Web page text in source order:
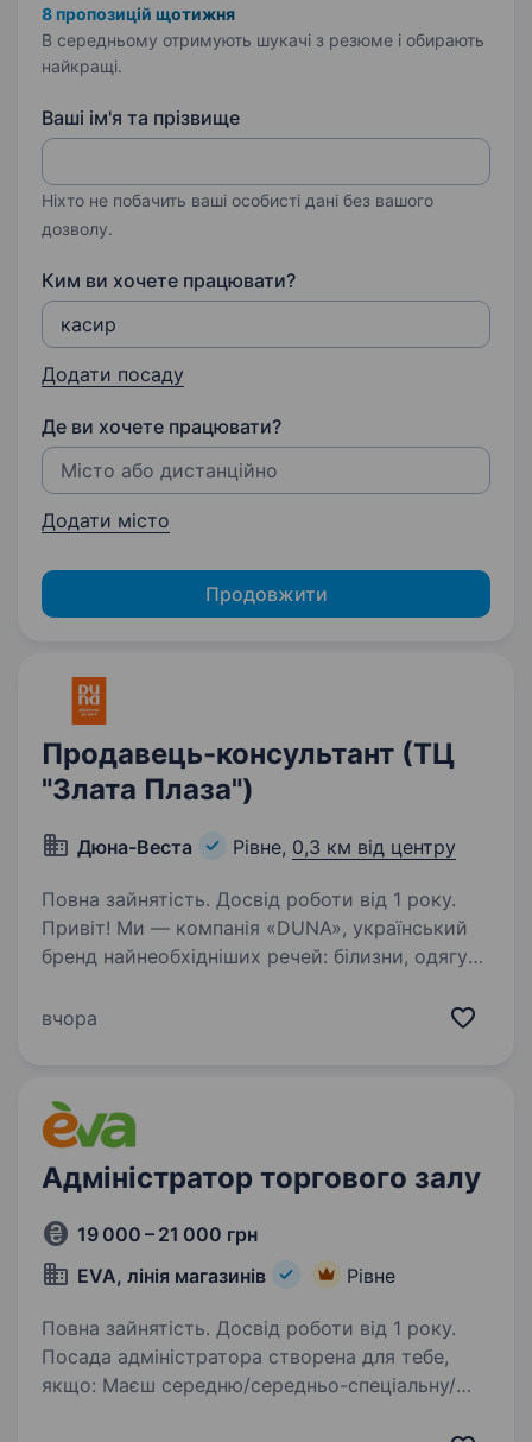
8 пропозицій щотижня
В середньому отримують шукачі з резюме і обирають
найкращі.
Ваші ім'я та прізвище
Ніхто не побачить ваші особисті дані без вашого
дозволу.
Ким ви хочете працювати?
Додати посаду
Де ви хочете працювати?
Додати місто
Продовжити
Продавець-консультант (ТЦ
"Злата Плаза")
Дюна-Веста Рівне, 0,3 км від центру
Повна зайнятість. Досвід роботи від 1 року.
Привіт! Ми — компанія «DUNA», український
бренд найнеобхідніших речей: білизни, одягу
панчішно-шкарпеткових виробів.
вчора
Адміністратор торгового залу
19 000 – 21 000 грн
EVA, лінія магазинів
Рівне
Повна зайнятість. Досвід роботи від 1 року.
Посада адміністратора створена для тебе,
якщо: Маєш середню/середньо-спеціальну/